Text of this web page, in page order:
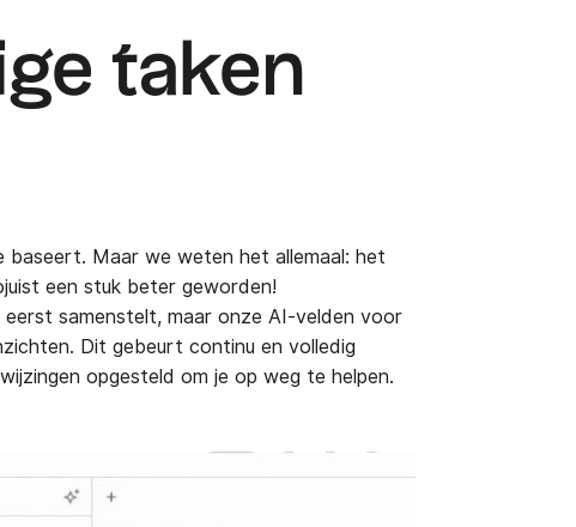
taken
baseert. Maar we weten het allemaal: het
een stuk beter geworden!
samenstelt, maar onze AI-velden voor
Dit gebeurt continu en volledig
opgesteld om je op weg te helpen.